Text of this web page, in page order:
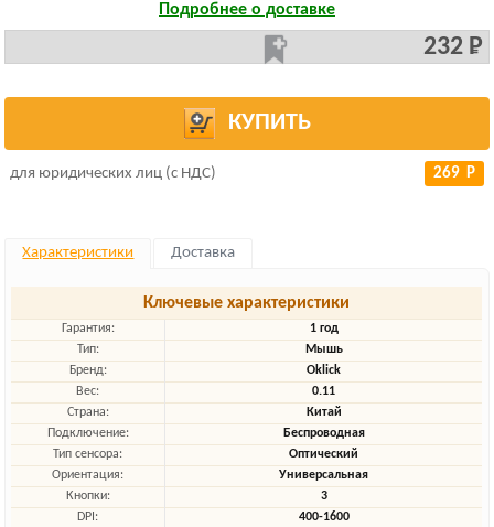
Подробнее о доставке
232 Р
КУПИТЬ
для юридических лиц (с НДС) 269 Р
Характеристики Доставка
Ключевые характеристики
Гарантия:
1 год
Тип:
Мышь
Бренд:
Oklick
Вес:
0.11
Страна:
Китай
Подключение:
Беспроводная
Тип сенсора:
Оптический
Ориентация:
Универсальная
Кнопки:
3
DPI:
400-1600